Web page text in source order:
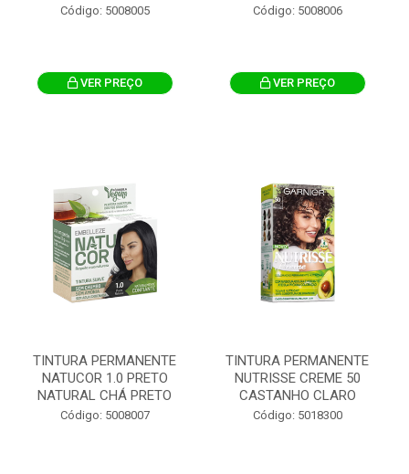
Código: 5008005
VER PREÇO
Código: 5008006
VER PREÇO
TINTURA PERMANENTE
NATUCOR 1.0 PRETO
NATURAL CHÁ PRETO
Código: 5008007
TINTURA PERMANENTE
NUTRISSE CREME 50
CASTANHO CLARO
Código: 5018300